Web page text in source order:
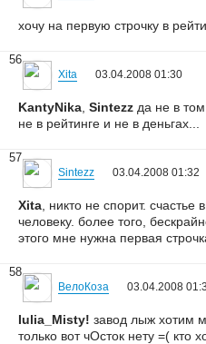
хочу на первую строчку в
56
Xita 03.04.2008 01:30
KantyNika Sintezz да не в
не в рейтинге и не в деньгах...
57
Sintezz 03.04.2008 01:32
Xita , никто не спорит.
человеку. более того,
этого мне нужна первая
58
ВелоКоза 03.04.2008
Iulia_Misty! завод лыж хотим
только вот чОсток нету =( кто